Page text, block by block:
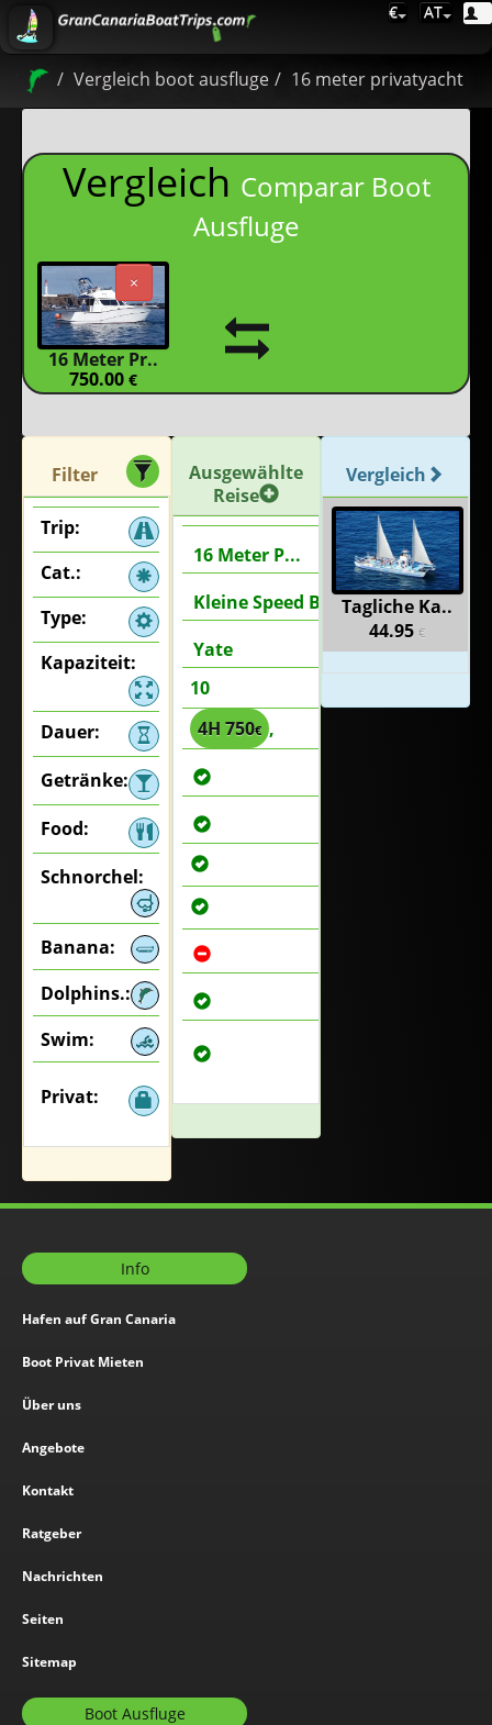
€ AT
Vergleich boot ausfluge 16 meter privatyacht
Vergleich Comparar Boot
Ausfluge
16 Meter Pr..
750.00€
×
Filter
Trip:
Cat.:
Type:
Kapaziteit:
Dauer:
Getränke:
Food:
Schnorchel:
Banana:
Dolphins.:
Swim:
Privat:
Ausgewählte
Reise
16 Meter P...
Kleine Speed Booten
Yate
10
4H 750€ ,
Vergleich
Tagliche Ka..
44.95€
Info
Hafen auf Gran Canaria
Boot Privat Mieten
Über uns
Angebote
Kontakt
Ratgeber
Nachrichten
Seiten
Sitemap
Boot Ausfluge